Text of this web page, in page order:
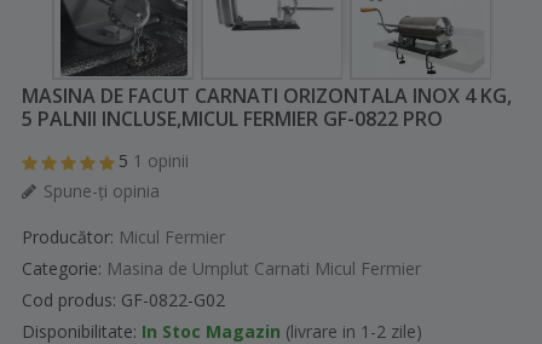
MASINA DE FACUT CARNATI ORIZONTALA INOX 4 KG,
5 PALNII INCLUSE,MICUL FERMIER GF-0822 PRO
5 1 opinii
Spune-ţi opinia
Producător: Micul Fermier
Categorie: Masina de Umplut Carnati Micul Fermier
Cod produs: GF-0822-G02
Disponibilitate: In Stoc Magazin (livrare in 1-2 zile)